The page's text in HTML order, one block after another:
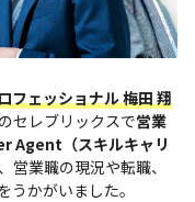
フェッショナル 梅田 翔
セレブリックスで営業
Agent（スキルキャリ
営業職の現況や転職、
かがいました。